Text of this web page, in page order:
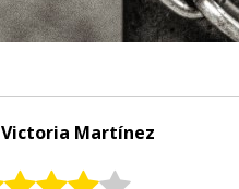
Victoria Martínez